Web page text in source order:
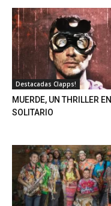
Destacadas Clapps!
MUERDE, UN THRILLER EN
SOLITARIO